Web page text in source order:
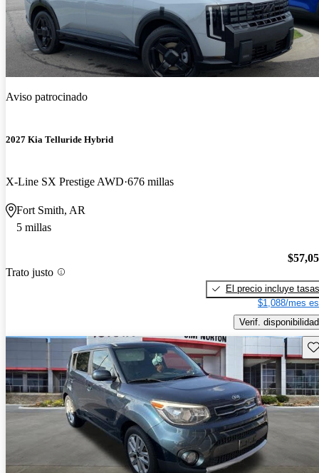
Aviso patrocinado
2027 Kia Telluride Hybrid
X-Line SX Prestige AWD 676 millas
Fort Smith, AR
5 millas
Trato justo
El precio incluye tasas
$1,088/mes
Verif. disponibilidad